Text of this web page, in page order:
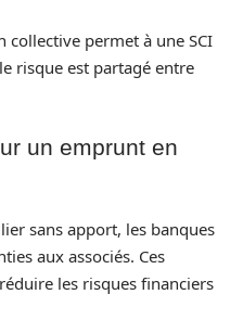
collective permet à une SCI
risque est partagé entre
un emprunt en
sans apport, les banques
aux associés. Ces
les risques financiers